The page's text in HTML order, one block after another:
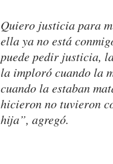
Quiero justicia para
ella ya no está
puede pedir justicia,
la imploró cuando la
cuando la estaban
hicieron no tuvieron
hija”, agregó.